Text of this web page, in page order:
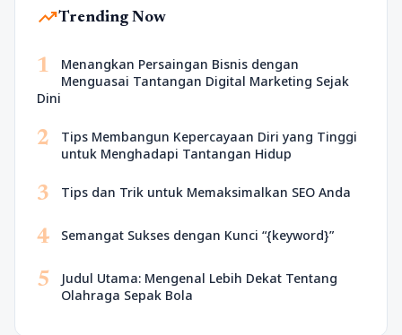
trending_upTrending Now
1
Menangkan Persaingan Bisnis dengan
Menguasai Tantangan Digital Marketing Sejak
Dini
2
Tips Membangun Kepercayaan Diri yang Tinggi
untuk Menghadapi Tantangan Hidup
3 Tips dan Trik untuk Memaksimalkan SEO Anda
4 Semangat Sukses dengan Kunci “{keyword}”
5
Judul Utama: Mengenal Lebih Dekat Tentang
Olahraga Sepak Bola